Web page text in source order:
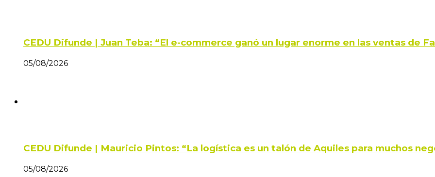
CEDU Difunde | Juan Teba: “El e-commerce ganó un lugar enorme en las ventas de
05/08/2026
CEDU Difunde | Mauricio Pintos: “La logística es un talón de Aquiles para muchos
05/08/2026